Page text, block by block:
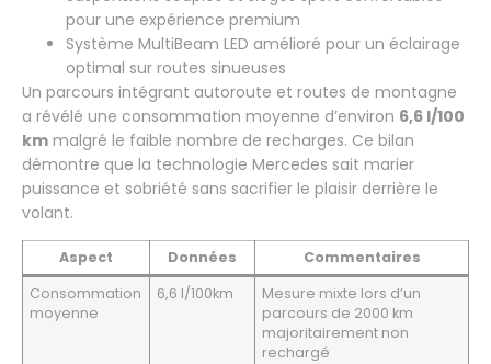
pour une expérience premium
Système MultiBeam LED amélioré pour un éclairage
optimal sur routes sinueuses
Un parcours intégrant autoroute et routes de montagne
a révélé une consommation moyenne d’environ 6,6 l/100
km malgré le faible nombre de recharges. Ce bilan
démontre que la technologie Mercedes sait marier
puissance et sobriété sans sacrifier le plaisir derrière le
volant.
Aspect Données
Commentaires
Consommation
moyenne
6,6 l/100km
Mesure mixte lors d’un
parcours de 2000 km
majoritairement non
rechargé